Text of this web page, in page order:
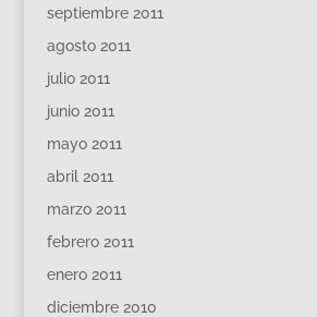
septiembre 2011
agosto 2011
julio 2011
junio 2011
mayo 2011
abril 2011
marzo 2011
febrero 2011
enero 2011
diciembre 2010